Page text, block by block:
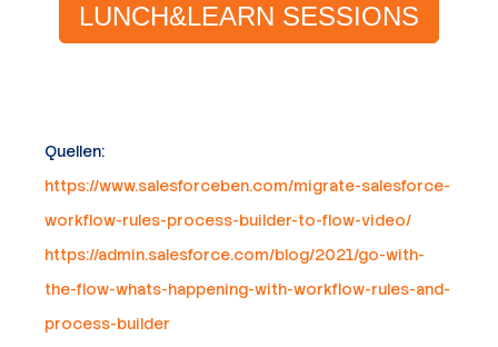
LUNCH&LEARN SESSIONS
Quellen:
https://www.salesforceben.com/migrate-salesforce-
workflow-rules-process-builder-to-flow-video/
https://admin.salesforce.com/blog/2021/go-with-
the-flow-whats-happening-with-workflow-rules-and-
process-builder